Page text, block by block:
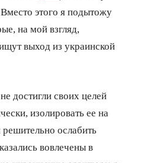
Вместо этого я подытожу
на мой взгляд,
выход из украинской
достигли своих целей
изолировать ее на
ослабить
вовлечены в